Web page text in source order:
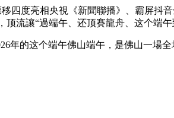
四度亮相央視《新聞聯播》、霸屏抖
流讓“過端午、还顶賽龍舟、这个端
的这个端午佛山端午，是佛山一場全